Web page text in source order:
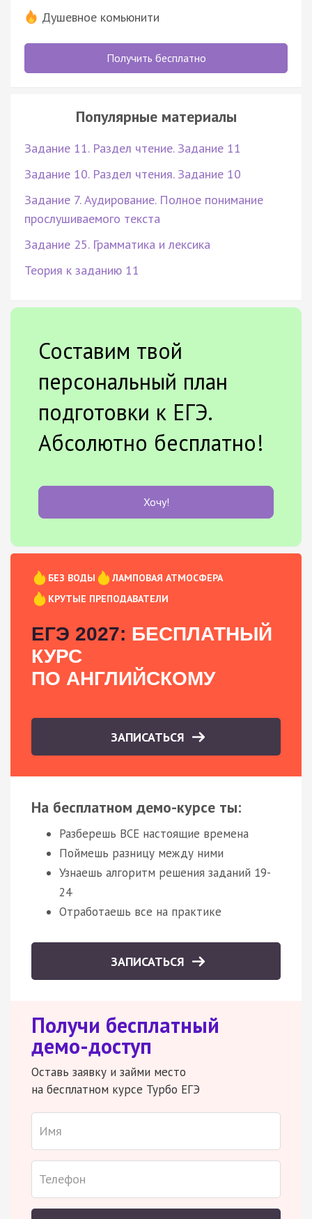
Душевное комьюнити
Получить бесплатно
Популярные материалы
Задание 11. Раздел чтение. Задание 11
Задание 10. Раздел чтения. Задание 10
Задание 7. Аудирование. Полное понимание
прослушиваемого текста
Задание 25. Грамматика и лексика
Теория к заданию 11
Составим твой
персональный план
подготовки к ЕГЭ.
Абсолютно бесплатно!
Хочу!
БЕЗ ВОДЫ
ЛАМПОВАЯ АТМОСФЕРА
КРУТЫЕ ПРЕПОДАВАТЕЛИ
ЕГЭ 2027: БЕСПЛАТНЫЙ
КУРС
ПО АНГЛИЙСКОМУ
ЗАПИСАТЬСЯ
На бесплатном демо-курсе ты:
Разберешь ВСЕ настоящие времена
Поймешь разницу между ними
Узнаешь алгоритм решения заданий 19-
24
Отработаешь все на практике
ЗАПИСАТЬСЯ
Получи бесплатный
демо-доступ
Оставь заявку и займи место
на бесплатном курсе Турбо ЕГЭ